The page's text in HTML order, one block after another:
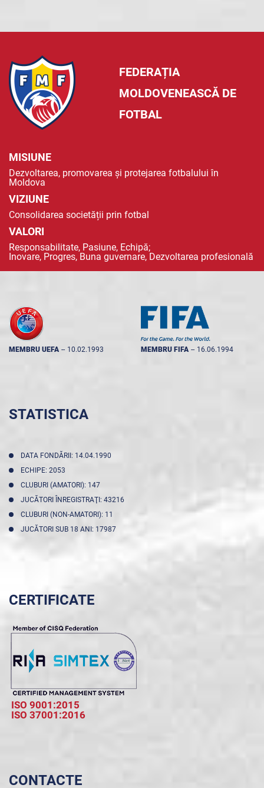
FEDERAȚIA
MOLDOVENEASCĂ DE
FOTBAL
MISIUNE
Dezvoltarea, promovarea și protejarea fotbalului în
Moldova
VIZIUNE
Consolidarea societății prin fotbal
VALORI
Responsabilitate, Pasiune, Echipă;
Inovare, Progres, Buna guvernare, Dezvoltarea profesională
MEMBRU UEFA -- 10.02.1993 MEMBRU FIFA -- 16.06.1994
STATISTICA
DATA FONDĂRII: 14.04.1990
ECHIPE: 2053
CLUBURI (AMATORI): 147
JUCĂTORI ÎNREGISTRAŢI: 43216
CLUBURI (NON-AMATORI): 11
JUCĂTORI SUB 18 ANI: 17987
CERTIFICATE
ISO 9001:2015
ISO 37001:2016
CONTACTE